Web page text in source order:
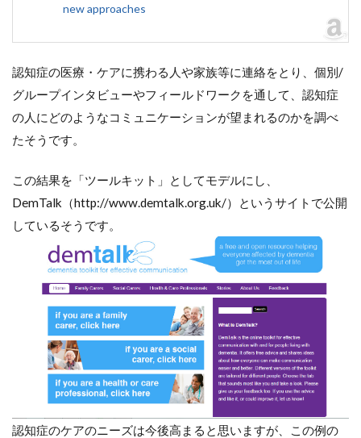
new approaches
認知症の医療・ケアに携わる人や家族等に連絡をとり、個別/
グループインタビューやフィールドワークを通して、認知症
の人にどのようなコミュニケーションが望まれるのかを調べ
たそうです。
この結果を「ツールキット」としてモデルにし、
DemTalk（http://www.demtalk.org.uk/）というサイトで公開
しているそうです。
認知症のケアのニーズは今後高まると思いますが、この例の